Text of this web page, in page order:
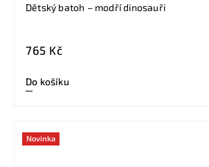
Dětský batoh – modří dinosauři
765 Kč
Do košíku
Novinka